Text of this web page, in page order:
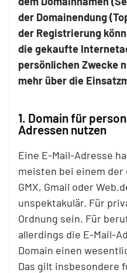
der Domainendung
der Registrierung
die gekaufte
persönlichen Zwecke
mehr über die
1. Domain für
Adressen nutzen
Eine E-Mail-Adresse
meisten bei einem
GMX, Gmail oder
unspektakulär. Für
Ordnung sein. Für
allerdings die E-Mail-
Domain einen
Das gilt insbesondere